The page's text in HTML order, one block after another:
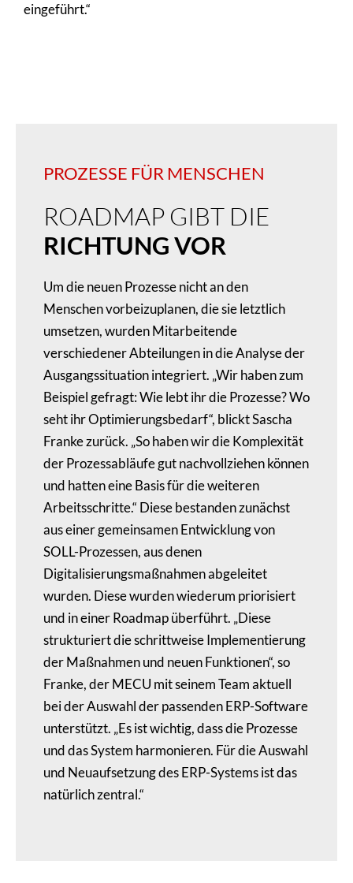
eingeführt.“
PROZESSE FÜR MENSCHEN
ROADMAP GIBT DIE
RICHTUNG VOR
Um die neuen Prozesse nicht an den
Menschen vorbeizuplanen, die sie letztlich
umsetzen, wurden Mitarbeitende
verschiedener Abteilungen in die Analyse der
Ausgangssituation integriert. „Wir haben zum
Beispiel gefragt: Wie lebt ihr die Prozesse? Wo
seht ihr Optimierungsbedarf“, blickt Sascha
Franke zurück. „So haben wir die Komplexität
der Prozessabläufe gut nachvollziehen können
und hatten eine Basis für die weiteren
Arbeitsschritte.“ Diese bestanden zunächst
aus einer gemeinsamen Entwicklung von
SOLL-Prozessen, aus denen
Digitalisierungsmaßnahmen abgeleitet
wurden. Diese wurden wiederum priorisiert
und in einer Roadmap überführt. „Diese
strukturiert die schrittweise Implementierung
der Maßnahmen und neuen Funktionen“, so
Franke, der MECU mit seinem Team aktuell
bei der Auswahl der passenden ERP-Software
unterstützt. „Es ist wichtig, dass die Prozesse
und das System harmonieren. Für die Auswahl
und Neuaufsetzung des ERP-Systems ist das
natürlich zentral.“